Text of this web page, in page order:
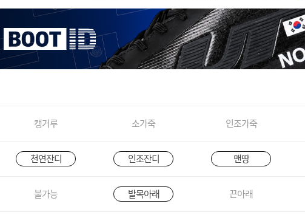
캥거루 소가죽 인조가죽
천연잔디 인조잔디 맨땅
불가능 발목아래 끈아래